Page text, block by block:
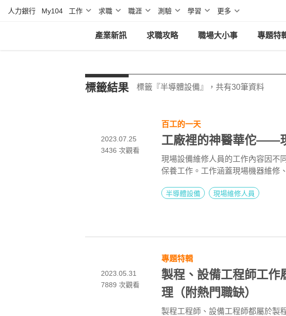
人力銀行 My104 工作 求職 職涯 測驗 學習 更多
產業新訊 求職攻略 職場大小事 專題特
標籤結果 標籤『半導體設備』，共有30筆資料
2023.07.25
3436 次觀看
百工的一天
工廠裡的神醫華佗——
現場設備維修人員的工作內容因不
保養工作。工作涵蓋現場機器維修
設備維修行業。現場設備維修人員
智鼓勵有研究精神、喜歡解決問題
半導體設備 現場維修人員
2023.05.31
7889 次觀看
專題特輯
製程、設備工程師工作
理（附熱門職缺）
製程工程師、設備工程師都屬於製